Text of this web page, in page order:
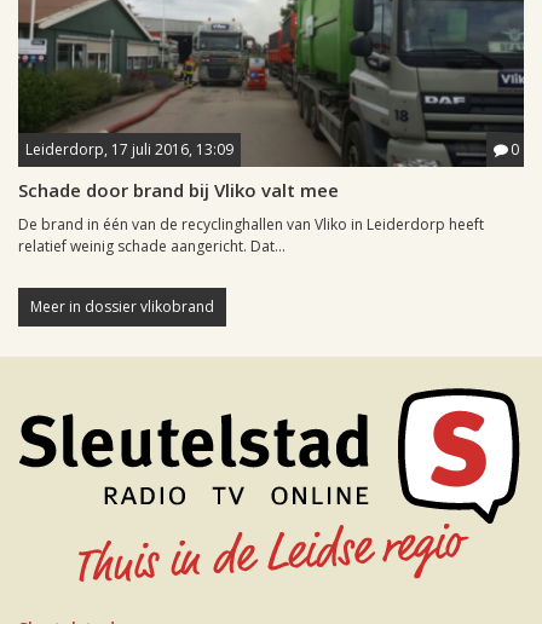
Leiderdorp, 17 juli 2016, 13:09 0
Schade door brand bij Vliko valt mee
De brand in één van de recyclinghallen van Vliko in Leiderdorp heeft
relatief weinig schade aangericht. Dat...
Meer in dossier vlikobrand